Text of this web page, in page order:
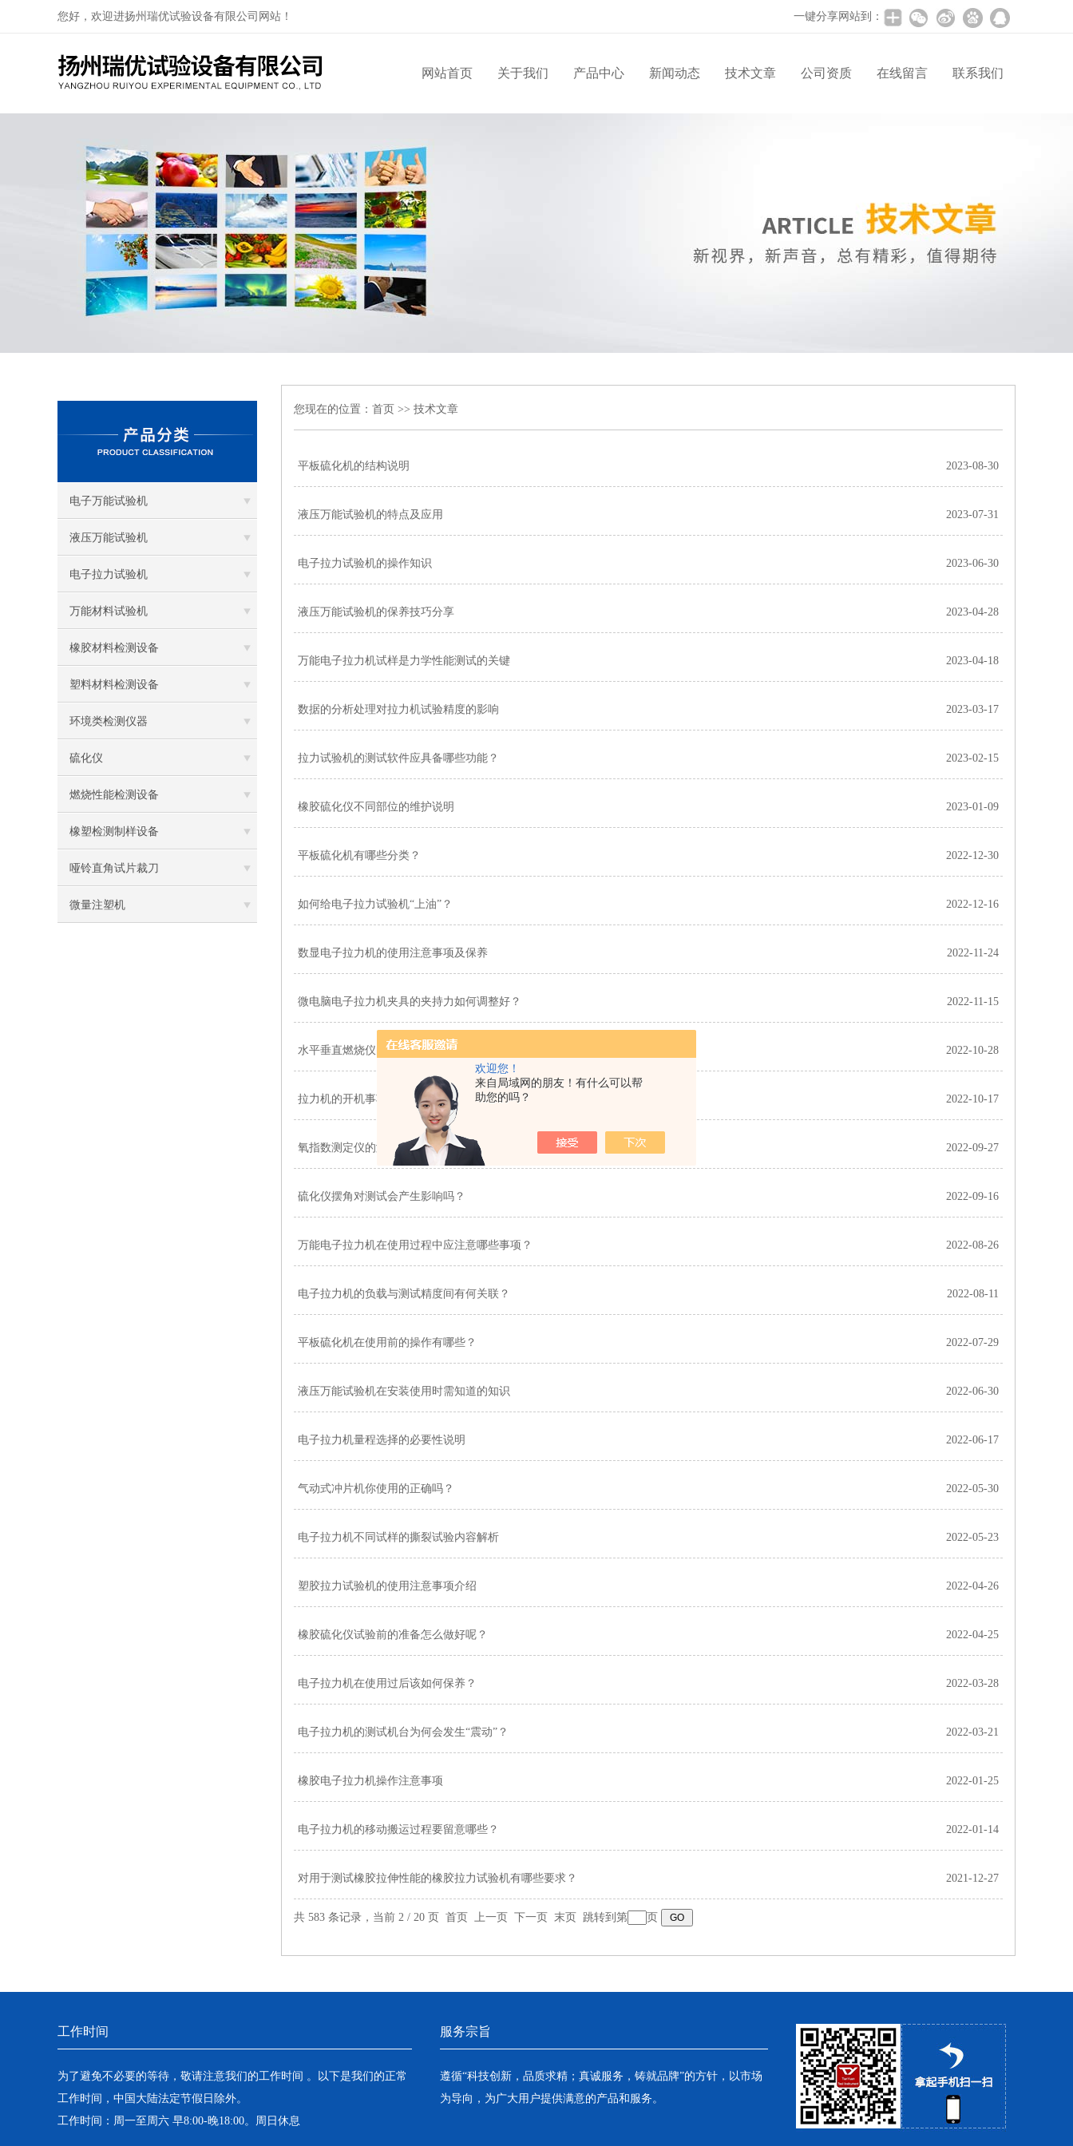
欢迎您！
来自局域网的朋友！有什么可以帮
助您的吗？
您好，欢迎进扬州瑞优试验设备有限公司网站！ 一键分享网站到：
网站首页 关于我们 产品中心 新闻动态 技术文章 公司资质 在线留言 联系我们
电子万能试验机
液压万能试验机
电子拉力试验机
万能材料试验机
橡胶材料检测设备
塑料材料检测设备
环境类检测仪器
硫化仪
燃烧性能检测设备
橡塑检测制样设备
哑铃直角试片裁刀
微量注塑机
您现在的位置： 首页 >> 技术文章
平板硫化机的结构说明 2023-08-30
液压万能试验机的特点及应用 2023-07-31
电子拉力试验机的操作知识 2023-06-30
液压万能试验机的保养技巧分享 2023-04-28
万能电子拉力机试样是力学性能测试的关键 2023-04-18
数据的分析处理对拉力机试验精度的影响 2023-03-17
拉力试验机的测试软件应具备哪些功能？ 2023-02-15
橡胶硫化仪不同部位的维护说明 2023-01-09
平板硫化机有哪些分类？ 2022-12-30
如何给电子拉力试验机“上油”？ 2022-12-16
数显电子拉力机的使用注意事项及保养 2022-11-24
微电脑电子拉力机夹具的夹持力如何调整好？ 2022-11-15
水平垂直燃烧仪的工作原理 2022-10-28
拉力机的开机事项可别轻易忽略了哦！ 2022-10-17
氧指数测定仪的测试方法来了解下！ 2022-09-27
硫化仪摆角对测试会产生影响吗？ 2022-09-16
万能电子拉力机在使用过程中应注意哪些事项？ 2022-08-26
电子拉力机的负载与测试精度间有何关联？ 2022-08-11
平板硫化机在使用前的操作有哪些？ 2022-07-29
液压万能试验机在安装使用时需知道的知识 2022-06-30
电子拉力机量程选择的必要性说明 2022-06-17
气动式冲片机你使用的正确吗？ 2022-05-30
电子拉力机不同试样的撕裂试验内容解析 2022-05-23
塑胶拉力试验机的使用注意事项介绍 2022-04-26
橡胶硫化仪试验前的准备怎么做好呢？ 2022-04-25
电子拉力机在使用过后该如何保养？ 2022-03-28
电子拉力机的测试机台为何会发生“震动”？ 2022-03-21
橡胶电子拉力机操作注意事项 2022-01-25
电子拉力机的移动搬运过程要留意哪些？ 2022-01-14
对用于测试橡胶拉伸性能的橡胶拉力试验机有哪些要求？ 2021-12-27
共 583 条记录，当前 2 / 20 页 首页 上一页 下一页 末页 跳转到第 页
工作时间
为了避免不必要的等待，敬请注意我们的工作时间 。以下是我们的正常
工作时间，中国大陆法定节假日除外。
工作时间：周一至周六 早8:00-晚18:00。周日休息
服务宗旨
遵循“科技创新，品质求精；真诚服务，铸就品牌”的方针，以市场
为导向，为广大用户提供满意的产品和服务。